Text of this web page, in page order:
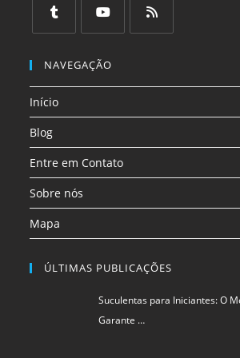
uma
aba
em
uma
aba
uma
em
nova
aba
em
aba
aba
NAVEGAÇÃO
Início
Blog
Entre em Contato
Sobre nós
Mapa
ÚLTIMAS PUBLICAÇÕES
Suculentas para Iniciantes: O
Garante …